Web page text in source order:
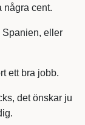
några cent.
Spanien, eller
ett bra jobb.
det önskar ju